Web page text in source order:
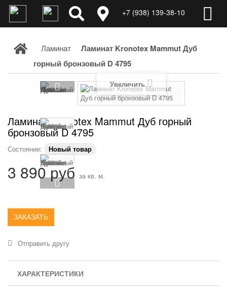
+7 (938) 139-38-10
Ламинат
Ламинат Kronotex Mammut Дуб
горный бронзовый D 4795
Увеличить
Ламинат Kronotex Mammut Дуб горный
бронзовый D 4795
Состояние: Новый товар
3 890 руб за кв. м.
ЗАКАЗАТЬ
Отправить другу
ХАРАКТЕРИСТИКИ